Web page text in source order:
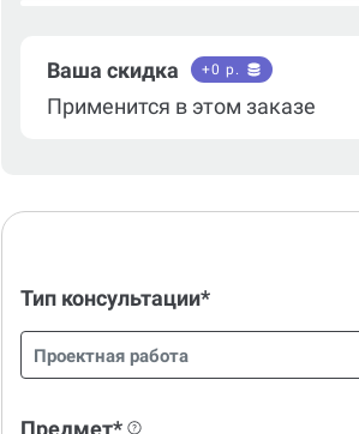
Ваша скидка +0 р.
Применится в этом заказе
Тип консультации*
Проектная работа
Предмет*